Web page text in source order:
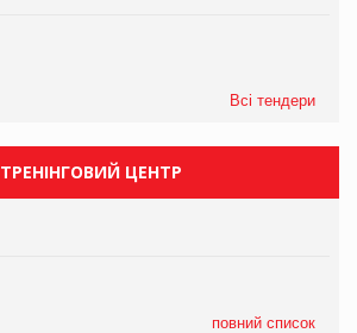
Всі тендери
ТРЕНІНГОВИЙ ЦЕНТР
повний список